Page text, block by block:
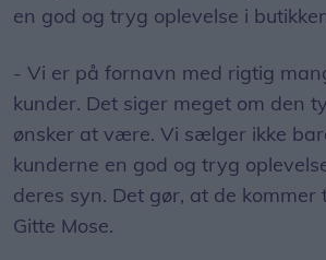
en god og tryg oplevelse i
- Vi er på fornavn med rigtig
kunder. Det siger meget om den
ønsker at være. Vi sælger ikke
kunderne en god og tryg
deres syn. Det gør, at de
Gitte Mose.